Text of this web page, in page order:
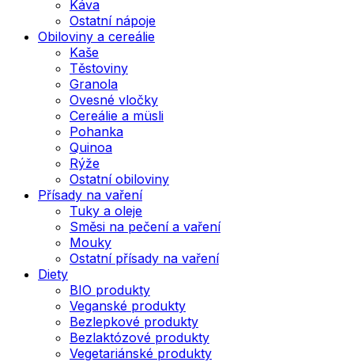
Káva
Ostatní nápoje
Obiloviny a cereálie
Kaše
Těstoviny
Granola
Ovesné vločky
Cereálie a müsli
Pohanka
Quinoa
Rýže
Ostatní obiloviny
Přísady na vaření
Tuky a oleje
Směsi na pečení a vaření
Mouky
Ostatní přísady na vaření
Diety
BIO produkty
Veganské produkty
Bezlepkové produkty
Bezlaktózové produkty
Vegetariánské produkty